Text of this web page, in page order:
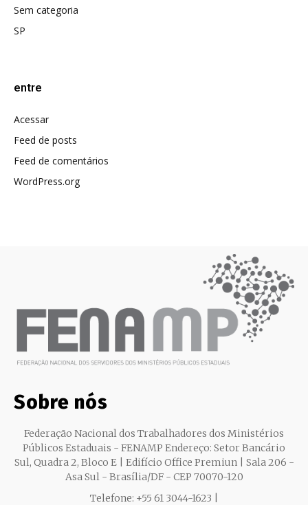
Sem categoria
SP
entre
Acessar
Feed de posts
Feed de comentários
WordPress.org
Sobre nós
Federação Nacional dos Trabalhadores dos Ministérios
Públicos Estaduais - FENAMP Endereço: Setor Bancário
Sul, Quadra 2, Bloco E | Edifício Office Premiun | Sala 206 -
Asa Sul - Brasília/DF - CEP 70070-120
Telefone: +55 61 3044-1623 |